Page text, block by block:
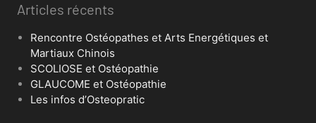
Articles récents
Rencontre Ostéopathes et Arts Energétiques et
Martiaux Chinois
SCOLIOSE et Ostéopathie
GLAUCOME et Ostéopathie
Les infos d’Osteopratic